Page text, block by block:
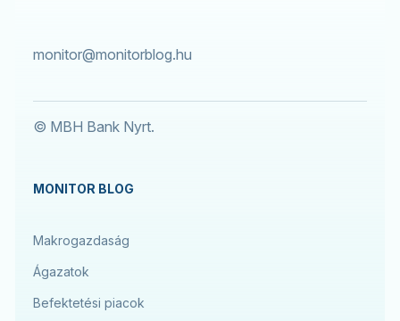
monitor@monitorblog.hu
© MBH Bank Nyrt.
MONITOR BLOG
Makrogazdaság
Ágazatok
Befektetési piacok